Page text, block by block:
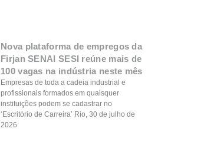
Nova plataforma de empregos da
Firjan SENAI SESI reúne mais de
100 vagas na indústria neste mês
Empresas de toda a cadeia industrial e
profissionais formados em quaisquer
instituições podem se cadastrar no
‘Escritório de Carreira’ Rio, 30 de julho de
2026